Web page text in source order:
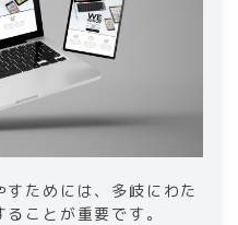
ためには、多岐にわた
ことが重要です。